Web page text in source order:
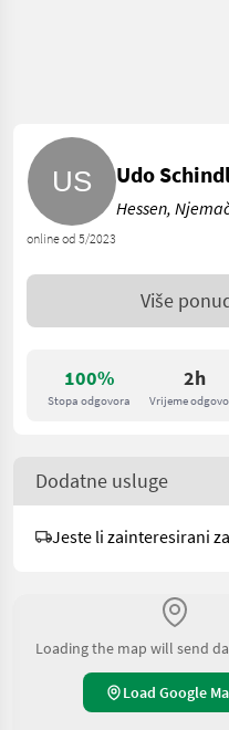
100%
Stopa odgovora
2h
Vrijeme
online od 5/2023
Udo
Hessen,
Više
Dodatne usluge
Jeste li zainteresirani
Loading the map will send
Load Google